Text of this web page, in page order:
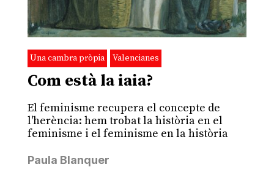
Una cambra pròpia Valencianes
Com està la iaia?
El feminisme recupera el concepte de
l'herència: hem trobat la història en el
feminisme i el feminisme en la història
Paula Blanquer